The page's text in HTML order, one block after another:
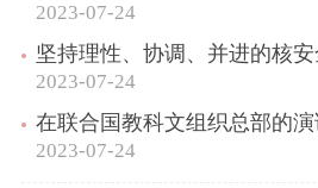
2023-07-24
坚持理性、协调、并进的核
2023-07-24
在联合国教科文组织总部的
2023-07-24